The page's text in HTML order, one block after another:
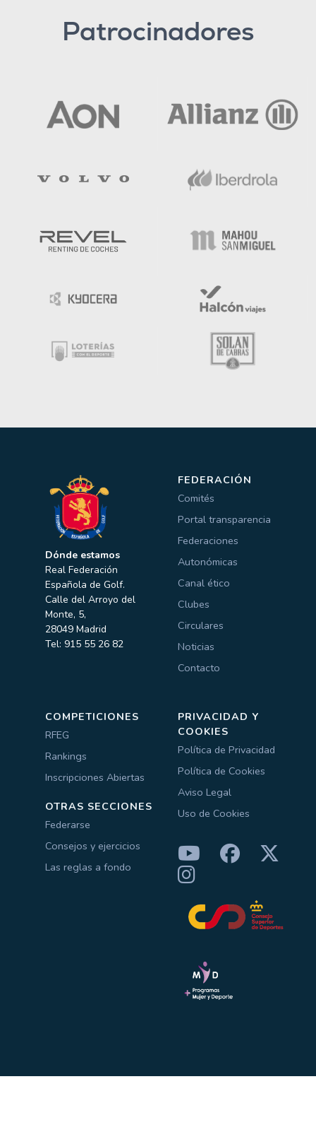
Patrocinadores
Dónde estamos
Real Federación
Española de Golf.
Calle del Arroyo del
Monte, 5,
28049 Madrid
Tel: 915 55 26 82
FEDERACIÓN
Comités
Portal transparencia
Federaciones
Autonómicas
Canal ético
Clubes
Circulares
Noticias
Contacto
COMPETICIONES
RFEG
Rankings
Inscripciones Abiertas
OTRAS SECCIONES
Federarse
Consejos y ejercicios
Las reglas a fondo
PRIVACIDAD Y
COOKIES
Política de Privacidad
Política de Cookies
Aviso Legal
Uso de Cookies